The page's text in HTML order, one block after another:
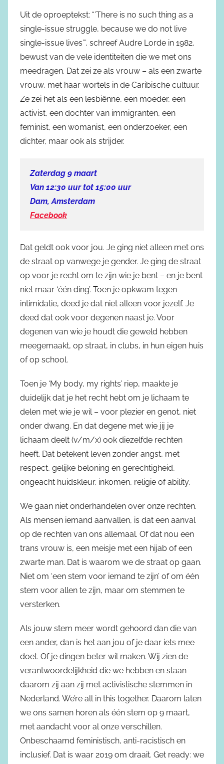
Uit de oproeptekst: “’There is no such thing as a
single-issue struggle, because we do not live
single-issue lives”’, schreef Audre Lorde in 1982,
bewust van de vele identiteiten die we met ons
meedragen. Dat zei ze als vrouw – als een zwarte
vrouw, met haar wortels in de Caribische cultuur.
Ze zei het als een lesbiënne, een moeder, een
activist, een dochter van immigranten, een
feminist, een womanist, een onderzoeker, een
dichter, maar ook als strijder.
Zaterdag 9 maart
Van 12:30 uur tot 15:00 uur
Dam, Amsterdam
Facebook
Dat geldt ook voor jou. Je ging niet alleen met ons
de straat op vanwege je gender. Je ging de straat
op voor je recht om te zijn wie je bent – en je bent
niet maar ‘één ding’. Toen je opkwam tegen
intimidatie, deed je dat niet alleen voor jezelf. Je
deed dat ook voor degenen naast je. Voor
degenen van wie je houdt die geweld hebben
meegemaakt, op straat, in clubs, in hun eigen huis
of op school.
Toen je ‘My body, my rights’ riep, maakte je
duidelijk dat je het recht hebt om je lichaam te
delen met wie je wil – voor plezier en genot, niet
onder dwang. En dat degene met wie jij je
lichaam deelt (v/m/x) ook diezelfde rechten
heeft. Dat betekent leven zonder angst, met
respect, gelijke beloning en gerechtigheid,
ongeacht huidskleur, inkomen, religie of ability.
We gaan niet onderhandelen over onze rechten.
Als mensen iemand aanvallen, is dat een aanval
op de rechten van ons allemaal. Of dat nou een
trans vrouw is, een meisje met een hijab of een
zwarte man. Dat is waarom we de straat op gaan.
Niet om ‘een stem voor iemand te zijn’ of om één
stem voor allen te zijn, maar om stemmen te
versterken.
Als jouw stem meer wordt gehoord dan die van
een ander, dan is het aan jou of je daar iets mee
doet. Of je dingen beter wil maken. Wij zien de
verantwoordelijkheid die we hebben en staan
daarom zij aan zij met activistische stemmen in
Nederland. We’re all in this together. Daarom laten
we ons samen horen als één stem op 9 maart,
met aandacht voor al onze verschillen.
Onbeschaamd feministisch, anti-racistisch en
inclusief. Dat is waar 2019 om draait. Get ready: we